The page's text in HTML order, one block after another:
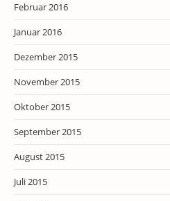
Februar 2016
Januar 2016
Dezember 2015
November 2015
Oktober 2015
September 2015
August 2015
Juli 2015